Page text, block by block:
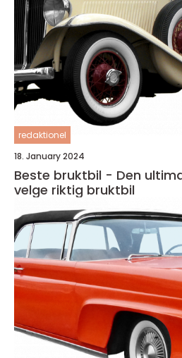
redaktionel
18. January 2024
Beste bruktbil - Den
velge riktig bruktbil